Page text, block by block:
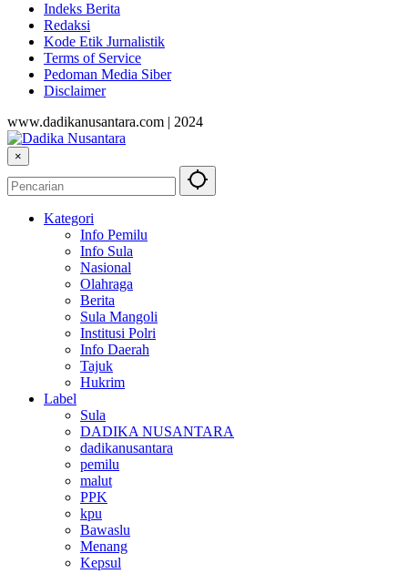
Indeks Berita
Redaksi
Kode Etik Jurnalistik
Terms of Service
Pedoman Media Siber
Disclaimer
www.dadikanusantara.com | 2024
×
Kategori
Info Pemilu
Info Sula
Nasional
Olahraga
Berita
Sula Mangoli
Institusi Polri
Info Daerah
Tajuk
Hukrim
Label
Sula
DADIKA NUSANTARA
dadikanusantara
pemilu
malut
PPK
kpu
Bawaslu
Menang
Kepsul